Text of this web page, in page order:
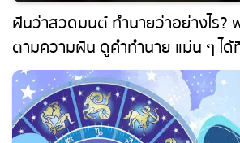
ฝันว่าสวดมนต์ ทำนายว่าอย่างไร?
ตามความฝัน ดูคำทำนาย แม่น ๆ ไ